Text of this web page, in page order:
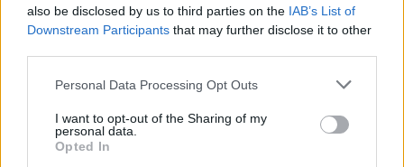
also be disclosed by us to third parties on the IAB’s List of
Downstream Participants that may further disclose it to other
Please note that this website/app uses one or more Google
not limited to your visit or usage behaviour. You may click to
grant or deny consent to Google and its third-party tags to
use your data for below specified purposes in below Google
Personal Data Processing Opt Outs
I want to opt-out of the Sharing of my
personal data.
Opted In
Δείτε ακόμη:15 Μοναδικές διακοσμητικές DIY
ιδέες για να ανανεώσετε το σπίτι σας